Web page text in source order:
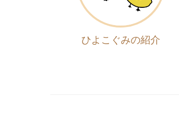
ひよこぐみの紹介